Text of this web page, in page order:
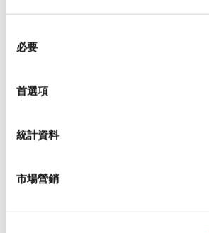
必要
首選項
統計資料
市場營銷
規格
審美規範
環境規範